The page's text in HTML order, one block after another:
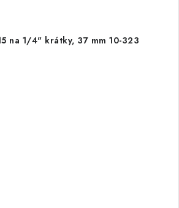
na 1/4" krátky, 37 mm 10-323